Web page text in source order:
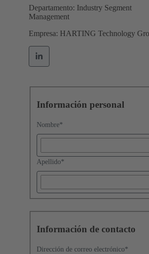
Departamento: Industry Segment
Management
Empresa: HARTING Technology
Información personal
Nombre*
Apellido*
Información de contacto
Dirección de correo electrónico*